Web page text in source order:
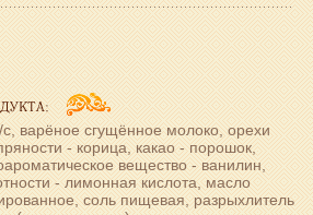
варёное сгущённое молоко, орехи
- корица, какао - порошок,
вещество - ванилин,
- лимонная кислота, масло
соль пищевая, разрыхлитель